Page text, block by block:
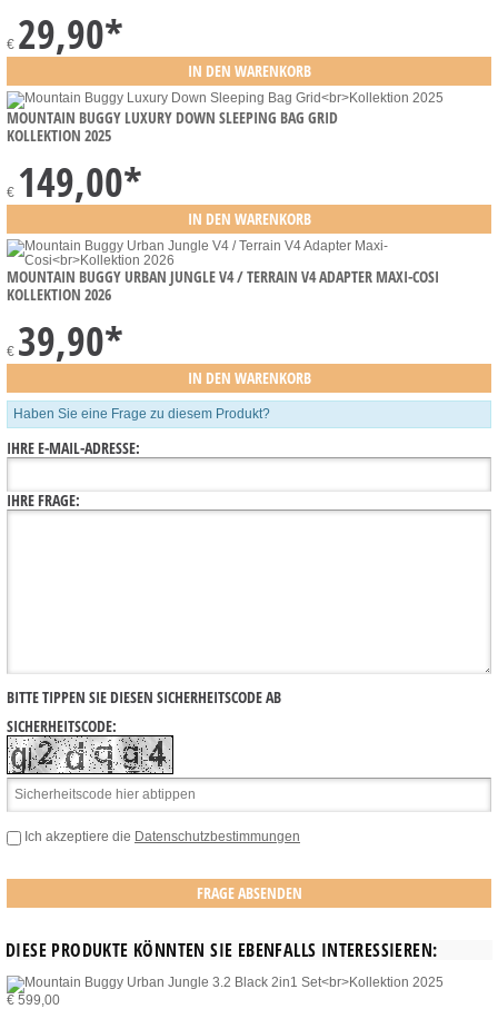
€ 29,90*
MOUNTAIN BUGGY LUXURY DOWN SLEEPING BAG GRID
KOLLEKTION 2025
€ 149,00*
MOUNTAIN BUGGY URBAN JUNGLE V4 / TERRAIN V4 ADAPTER MAXI-COSI
KOLLEKTION 2026
€ 39,90*
Haben Sie eine Frage zu diesem Produkt?
IHRE E-MAIL-ADRESSE:
IHRE FRAGE:
BITTE TIPPEN SIE DIESEN SICHERHEITSCODE AB
SICHERHEITSCODE:
Ich akzeptiere die Datenschutzbestimmungen
DIESE PRODUKTE KÖNNTEN SIE EBENFALLS INTERESSIEREN:
€ 599,00